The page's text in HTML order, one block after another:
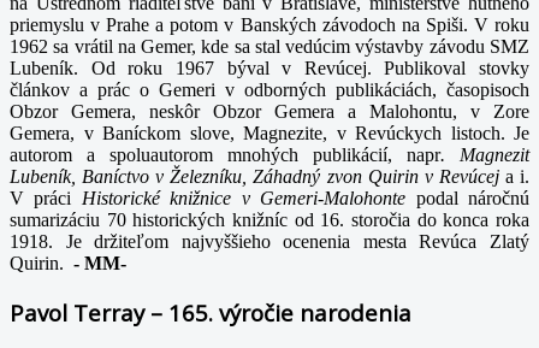
priemyslu v Prahe a potom v Banských závodoch na Spiši. V roku
1962 sa vrátil na Gemer, kde sa stal vedúcim výstavby závodu SMZ
Lubeník. Od roku 1967 býval v Revúcej. Publikoval stovky
článkov a prác o Gemeri v odborných publikáciách, časopisoch
Obzor Gemera, neskôr Obzor Gemera a Malohontu, v Zore
Gemera, v Baníckom slove, Magnezite, v Revúckych listoch. Je
autorom a spoluautorom mnohých publikácií, napr. Magnezit
Lubeník, Baníctvo v Železníku, Záhadný zvon Quirin v Revúcej a i.
V práci Historické knižnice v Gemeri-Malohonte podal náročnú
sumarizáciu 70 historických knižníc od 16. storočia do konca roka
1918. Je držiteľom najvyššieho ocenenia mesta Revúca Zlatý
Quirin. - MM-
Pavol Terray – 165. výročie narodenia